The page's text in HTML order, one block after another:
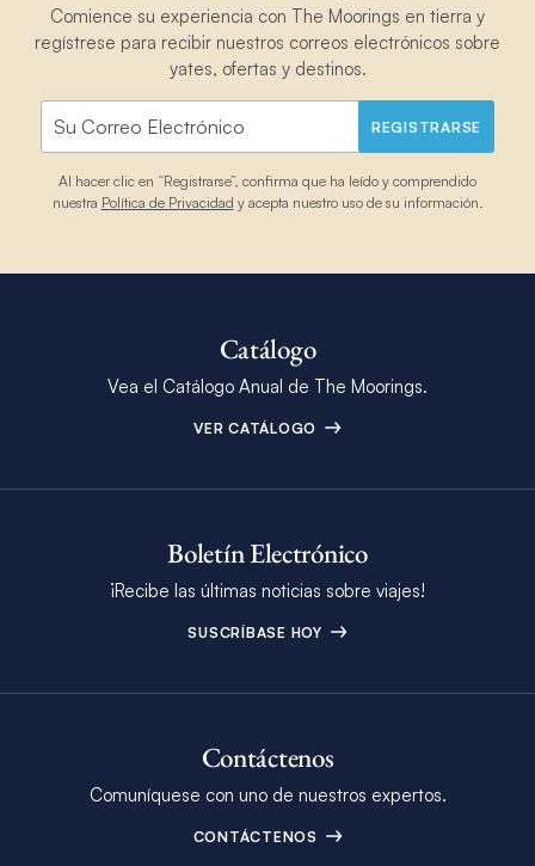
Comience su experiencia con The Moorings en tierra y
regístrese para recibir nuestros correos electrónicos sobre
yates, ofertas y destinos.
REGISTRARSE
Al hacer clic en “Registrarse”, confirma que ha leído y comprendido
nuestra Política de Privacidad y acepta nuestro uso de su información.
Catálogo
Vea el Catálogo Anual de The Moorings.
VER CATÁLOGO
Boletín Electrónico
¡Recibe las últimas noticias sobre viajes!
SUSCRÍBASE HOY
Contáctenos
Comuníquese con uno de nuestros expertos.
CONTÁCTENOS